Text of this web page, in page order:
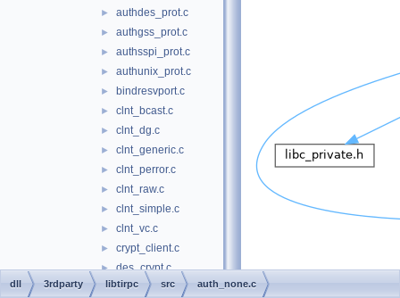
► authdes_prot.c
► authgss_prot.c
► authsspi_prot.c
► authunix_prot.c
► bindresvport.c
► clnt_bcast.c
► clnt_dg.c
► clnt_generic.c
► clnt_perror.c
► clnt_raw.c
► clnt_simple.c
► clnt_vc.c
► crypt_client.c
► des_crypt.c
► des_soft.c
dll 3rdparty libtirpc src auth_none.c